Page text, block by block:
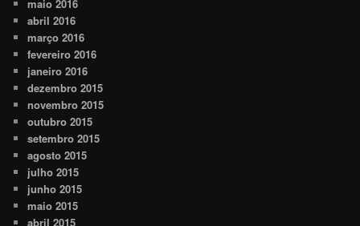
maio 2016
abril 2016
março 2016
fevereiro 2016
janeiro 2016
dezembro 2015
novembro 2015
outubro 2015
setembro 2015
agosto 2015
julho 2015
junho 2015
maio 2015
abril 2015